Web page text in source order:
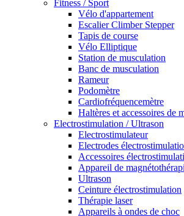
Fitness / Sport
Vélo d'appartement
Escalier Climber Stepper
Tapis de course
Vélo Elliptique
Station de musculation
Banc de musculation
Rameur
Podomètre
Cardiofréquencemètre
Haltères et accessoires de
Electrostimulation / Ultrason
Electrostimulateur
Electrodes
Accessoires
Appareil de
Ultrason
Ceinture électrostimulation
Thérapie laser
Appareils à ondes de choc